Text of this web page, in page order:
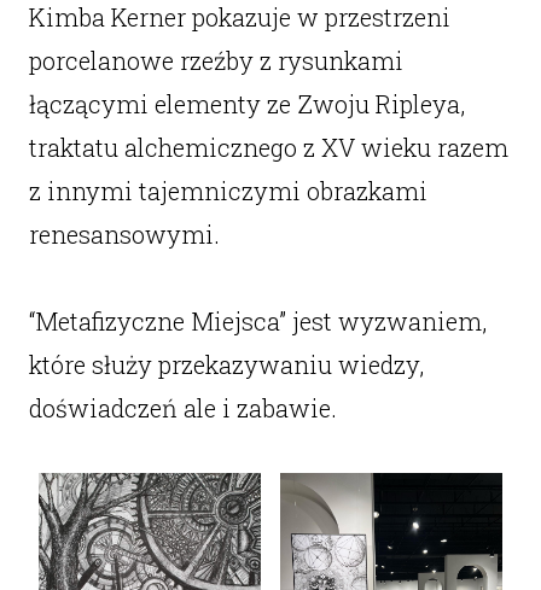
Kimba Kerner pokazuje w przestrzeni
porcelanowe rzeźby z rysunkami
łączącymi elementy ze Zwoju Ripleya,
traktatu alchemicznego z XV wieku razem
z innymi tajemniczymi obrazkami
renesansowymi.
“Metafizyczne Miejsca” jest wyzwaniem,
które służy przekazywaniu wiedzy,
doświadczeń ale i zabawie.